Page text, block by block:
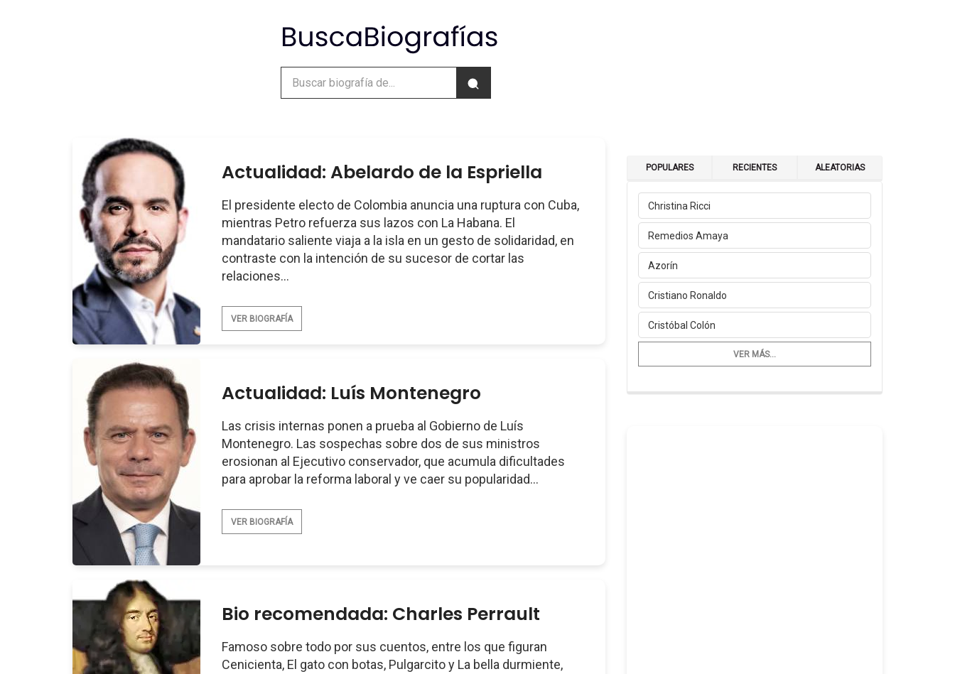
Actualidad: Abelardo de la Espriella
El presidente electo de Colombia anuncia una ruptura con Cuba,
mientras Petro refuerza sus lazos con La Habana. El
mandatario saliente viaja a la isla en un gesto de solidaridad, en
contraste con la intención de su sucesor de cortar las
relaciones...
VER BIOGRAFÍA
Actualidad: Luís Montenegro
Las crisis internas ponen a prueba al Gobierno de Luís
Montenegro. Las sospechas sobre dos de sus ministros
erosionan al Ejecutivo conservador, que acumula dificultades
para aprobar la reforma laboral y ve caer su popularidad...
VER BIOGRAFÍA
Bio recomendada: Charles Perrault
Famoso sobre todo por sus cuentos, entre los que figuran
Cenicienta, El gato con botas, Pulgarcito y La bella durmiente,
POPULARES RECIENTES ALEATORIAS
Christina Ricci
Remedios Amaya
Azorín
Cristiano Ronaldo
Cristóbal Colón
VER MÁS...